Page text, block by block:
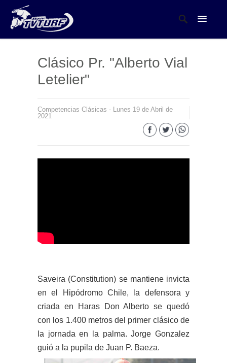
Clásico Pr. "Alberto Vial
Letelier"
Competencias Clásicas - Lunes 19 de Abril de
2021
Saveira (Constitution) se mantiene invicta
en el Hipódromo Chile, la defensora y
criada en Haras Don Alberto se quedó
con los 1.400 metros del primer clásico de
la jornada en la palma. Jorge Gonzalez
guió a la pupila de Juan P. Baeza.